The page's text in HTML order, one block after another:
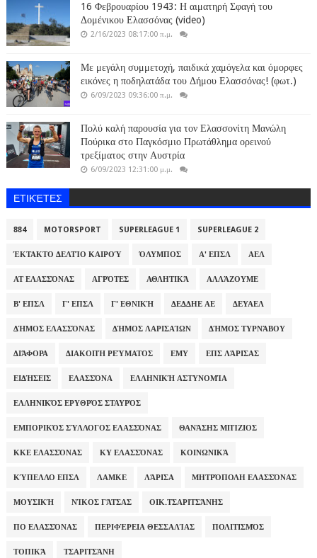
16 Φεβρουαρίου 1943: Η αιματηρή Σφαγή του
Δομένικου Ελασσόνας (video)
2/16/2023 08:17:00 π.μ.
Με μεγάλη συμμετοχή, παιδικά χαμόγελα και όμορφες
εικόνες η ποδηλατάδα του Δήμου Ελασσόνας! (φωτ.)
6/09/2023 09:36:00 π.μ.
Πολύ καλή παρουσία για τον Ελασσονίτη Μανώλη
Πούρικα στο Παγκόσμιο Πρωτάθλημα ορεινού
τρεξίματος στην Αυστρία
6/09/2023 12:31:00 μ.μ.
ΕΤΙΚΈΤΕΣ
884 MOTORSPORT SUPERLEAGUE 1 SUPERLEAGUE 2
ΈΚΤΑΚΤΟ ΔΕΛΤΊΟ ΚΑΙΡΟΎ ΌΛΥΜΠΟΣ Α' ΕΠΣΛ ΑΕΛ
ΑΤ ΕΛΑΣΣΌΝΑΣ ΑΓΡΌΤΕΣ ΑΘΛΗΤΙΚΆ ΑΛΛΆΖΟΥΜΕ
Β' ΕΠΣΛ Γ' ΕΠΣΛ Γ' ΕΘΝΙΚΉ ΔΕΔΔΗΕ ΑΕ ΔΕΥΑΕΛ
ΔΉΜΟΣ ΕΛΑΣΣΌΝΑΣ ΔΉΜΟΣ ΛΑΡΙΣΑΊΩΝ ΔΉΜΟΣ ΤΥΡΝΆΒΟΥ
ΔΙΆΦΟΡΑ ΔΙΑΚΟΠΉ ΡΕΎΜΑΤΟΣ ΕΜΥ ΕΠΣ ΛΆΡΙΣΑΣ
ΕΙΔΉΣΕΙΣ ΕΛΑΣΣΌΝΑ ΕΛΛΗΝΙΚΉ ΑΣΤΥΝΟΜΊΑ
ΕΛΛΗΝΙΚΌΣ ΕΡΥΘΡΌΣ ΣΤΑΥΡΌΣ
ΕΜΠΟΡΙΚΌΣ ΣΎΛΛΟΓΟΣ ΕΛΑΣΣΌΝΑΣ ΘΑΝΆΣΗΣ ΜΠΊΖΙΟΣ
ΚΚΕ ΕΛΑΣΣΌΝΑΣ ΚΥ ΕΛΑΣΣΌΝΑΣ ΚΟΙΝΩΝΙΚΆ
ΚΎΠΕΛΛΟ ΕΠΣΛ ΛΑΜΚΕ ΛΆΡΙΣΑ ΜΗΤΡΌΠΟΛΗ ΕΛΑΣΣΌΝΑΣ
ΜΟΥΣΙΚΉ ΝΊΚΟΣ ΓΆΤΣΑΣ ΟΙΚ.ΤΣΑΡΙΤΣΆΝΗΣ
ΠΟ ΕΛΑΣΣΌΝΑΣ ΠΕΡΙΦΈΡΕΙΑ ΘΕΣΣΑΛΊΑΣ ΠΟΛΙΤΙΣΜΌΣ
ΤΟΠΙΚΆ ΤΣΑΡΙΤΣΆΝΗ